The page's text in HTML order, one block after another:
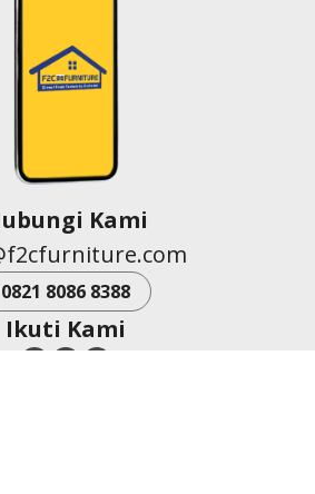
Kami
0821 8086 8388
Ikuti Kami